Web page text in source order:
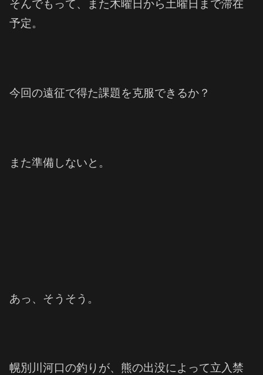
そんでもって、また木曜日から土曜日まで滞在
予定。
今回の遠征で得た課題を克服できるか？
また準備しないと。
あっ、そうそう。
幌別川河口の釣りが、熊の出没によって立入禁